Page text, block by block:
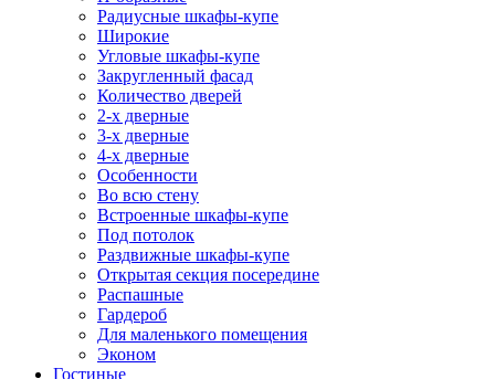
Радиусные шкафы-купе
Широкие
Угловые шкафы-купе
Закругленный фасад
Количество дверей
2-х дверные
3-х дверные
4-х дверные
Особенности
Во всю стену
Встроенные шкафы-купе
Под потолок
Раздвижные шкафы-купе
Открытая секция посередине
Распашные
Гардероб
Для маленького помещения
Эконом
Гостиные